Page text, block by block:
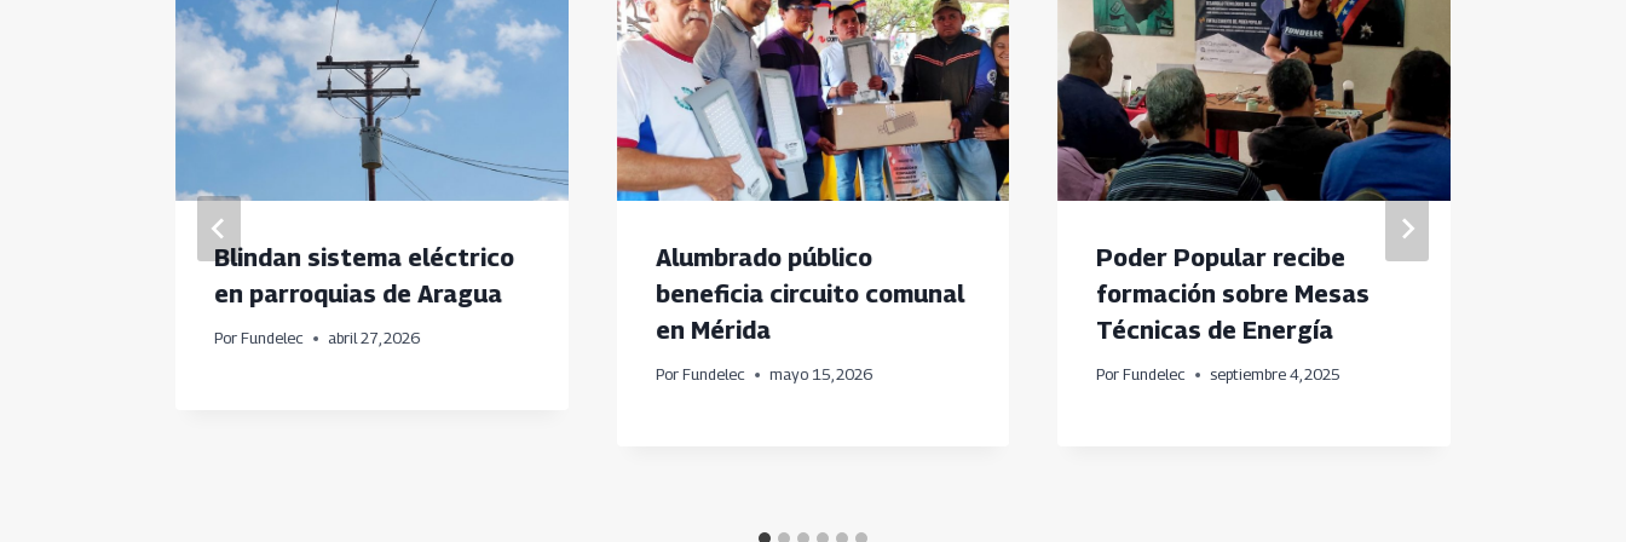
Blindan sistema eléctrico
en parroquias de Aragua
Por Fundelec abril 27, 2026
Alumbrado público
beneficia circuito comunal
en Mérida
Por Fundelec mayo 15, 2026
Poder Popular recibe
formación sobre Mesas
Técnicas de Energía
Por Fundelec septiembre 4, 2025